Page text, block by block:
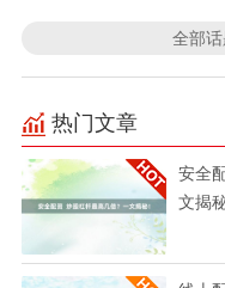
全部
热门文章
安全配资 炒股杠杆
文揭